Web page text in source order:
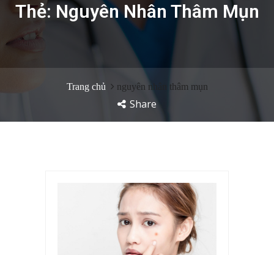
Thẻ: Nguyên Nhân Thâm Mụn
Trang chủ nguyên nhân thâm mụn
Share